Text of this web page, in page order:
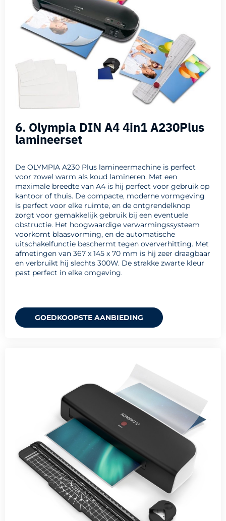
6. Olympia DIN A4 4in1 A230Plus
lamineerset
De OLYMPIA A230 Plus lamineermachine is perfect
voor zowel warm als koud lamineren. Met een
maximale breedte van A4 is hij perfect voor gebruik op
kantoor of thuis. De compacte, moderne vormgeving
is perfect voor elke ruimte, en de ontgrendelknop
zorgt voor gemakkelijk gebruik bij een eventuele
obstructie. Het hoogwaardige verwarmingssysteem
voorkomt blaasvorming, en de automatische
uitschakelfunctie beschermt tegen oververhitting. Met
afmetingen van 367 x 145 x 70 mm is hij zeer draagbaar
en verbruikt hij slechts 300W. De strakke zwarte kleur
past perfect in elke omgeving.
GOEDKOOPSTE AANBIEDING